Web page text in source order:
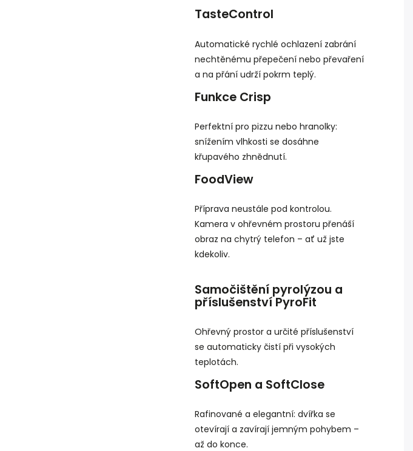
TasteControl
Automatické rychlé ochlazení zabrání
nechtěnému přepečení nebo převaření
a na přání udrží pokrm teplý.
Funkce Crisp
Perfektní pro pizzu nebo hranolky:
snížením vlhkosti se dosáhne
křupavého zhnědnutí.
FoodView
Příprava neustále pod kontrolou.
Kamera v ohřevném prostoru přenáší
obraz na chytrý telefon – ať už jste
kdekoliv.
Samočištění pyrolýzou a
příslušenství PyroFit
Ohřevný prostor a určité příslušenství
se automaticky čistí při vysokých
teplotách.
SoftOpen a SoftClose
Rafinované a elegantní: dvířka se
otevírají a zavírají jemným pohybem –
až do konce.